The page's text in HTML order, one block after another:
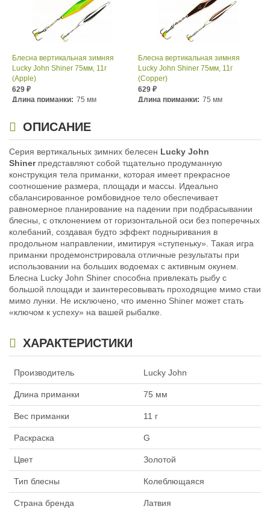
Блесна вертикальная зимняя
Lucky John Shiner 75мм, 11г
(Apple)
629 ₽
Длина приманки: 75 мм
Блесна вертикальная зимняя
Lucky John Shiner 75мм, 11г
(Copper)
629 ₽
Длина приманки: 75 мм
Блесна вертикальная зимняя
Lucky John Shiner 75мм, 11г (Gold)
629₽
Длина приманки:75 мм
Вес приманки:11 г
Блесна вертикальная зимняя
Lucky John Shiner 75мм, 11г
(Minnow)
629₽
Длина приманки:75 мм
Вес приманки:11 г
Блесна вертикальная зимняя
Lucky John Shiner 75мм, 11г (Silver)
629₽
Длина приманки:75 мм
Вес приманки:
Блесна вертикальная зимняя
Lucky John Shiner 75мм, 11г (Tiger)
629
₽
Длина приманки:75 мм
Вес приманки:
ОПИСАНИЕ
Серия вертикальных зимних белесен Lucky John
Shiner представляют собой тщательно продуманную
конструкция тела приманки, которая имеет прекрасное
соотношение размера, площади и массы. Идеально
сбалансированное ромбовидное тело обеспечивает
равномерное планирование на падении при подбрасывании
блесны, с отклонением от горизонтальной оси без поперечных
колебаний, создавая будто эффект подныривания в
продольном направлении, имитируя «ступеньку». Такая игра
приманки продемонстрировала отличные результаты при
использовании на больших водоемах с активным окунем.
Блесна Lucky John Shiner способна привлекать рыбу с
большой площади и заинтересовывать проходящие мимо стаи
мимо лунки. Не исключено, что именно Shiner может стать
«ключом к успеху» на вашей рыбалке.
ХАРАКТЕРИСТИКИ
Производитель Lucky John
Длина приманки 75 мм
Вес приманки 11 г
Раскраска G
Цвет Золотой
Тип блесны Колеблющаяся
Страна бренда Латвия